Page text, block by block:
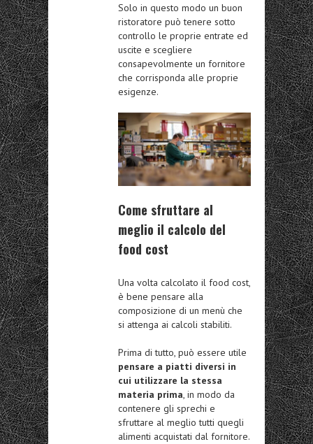
Solo in questo modo un buon
ristoratore può tenere sotto
controllo le proprie entrate ed
uscite e scegliere
consapevolmente un fornitore
che corrisponda alle proprie
esigenze.
Come sfruttare al
meglio il calcolo del
food cost
Una volta calcolato il food cost,
è bene pensare alla
composizione di un menù che
si attenga ai calcoli stabiliti.
Prima di tutto, può essere utile
pensare a piatti diversi in
cui utilizzare la stessa
materia prima, in modo da
contenere gli sprechi e
sfruttare al meglio tutti quegli
alimenti acquistati dal fornitore.